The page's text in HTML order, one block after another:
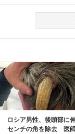
ロシア男性、後頭部に
センチの角を除去 医